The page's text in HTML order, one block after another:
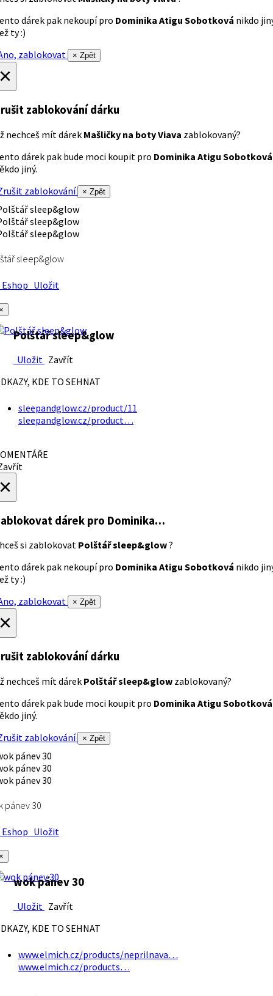
dárek pak nekoupí pro Dominika Atigu Sobotková nikdo
ty :)
zablokovat
× Zpět
zablokování dárku
nechceš mít dárek Mašličky na boty Viava zablokovaný?
dárek pak bude moci koupit pro Dominika Atigu Sobotková
jiný.
zablokování
× Zpět
sleep&glow
Uložit
Polštář sleep&glow
Uložit Zavřít
KDE TO SEHNAT
sleepandglow.cz/product/11
sleepandglow.cz/product…
dárek pro Dominika…
si zablokovat Polštář sleep&glow?
dárek pak nekoupí pro Dominika Atigu Sobotková nikdo
ty :)
zablokovat
× Zpět
zablokování dárku
nechceš mít dárek Polštář sleep&glow zablokovaný?
dárek pak bude moci koupit pro Dominika Atigu Sobotková
jiný.
zablokování
× Zpět
pánev 30
Uložit
wok pánev 30
Uložit Zavřít
KDE TO SEHNAT
www.elmich.cz/products/neprilnava…
www.elmich.cz/products…